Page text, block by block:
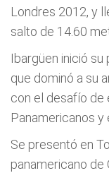
Londres 2012, y
salto de 14.60
Ibargüen inició su
que dominó a su
con el desafío de
Panamericanos y
Se presentó en
panamericano de